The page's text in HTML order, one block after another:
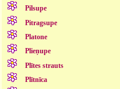
Pilsupe
Pitragsupe
Platone
Plieņupe
Plītes strauts
Plītnīca